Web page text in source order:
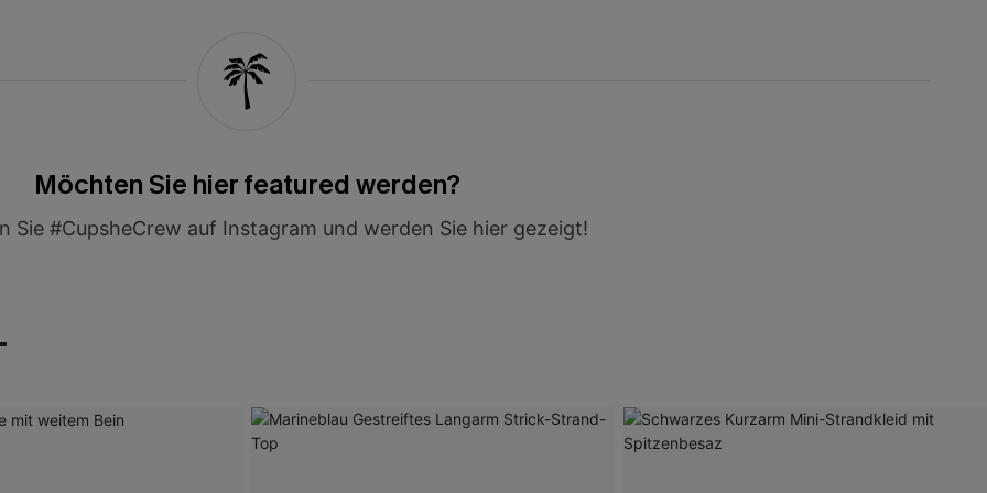
Möchten Sie hier featured werden?
Sie #CupsheCrew auf Instagram und werden Sie hier gezeigt!